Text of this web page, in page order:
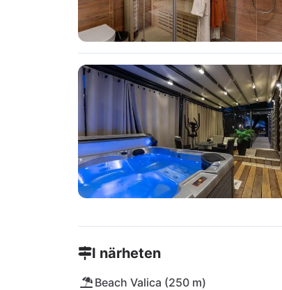
I närheten
Beach Valica (250 m)